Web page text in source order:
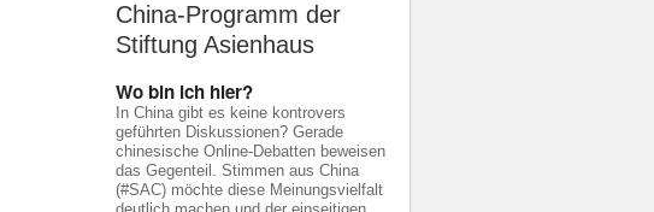
China-Programm der
Stiftung Asienhaus
Wo bin ich hier?
In China gibt es keine kontrovers
geführten Diskussionen? Gerade
chinesische Online-Debatten beweisen
das Gegenteil. Stimmen aus China
(#SAC) möchte diese Meinungsvielfalt